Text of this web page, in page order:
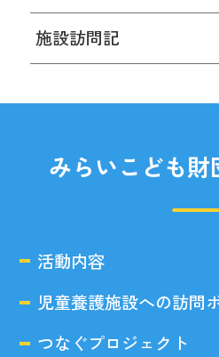
施設訪問記
みらいこども
活動内容
児童養護施設への訪問
つなぐプロジェクト